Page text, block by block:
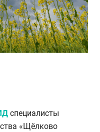
специалисты
«Щёлково